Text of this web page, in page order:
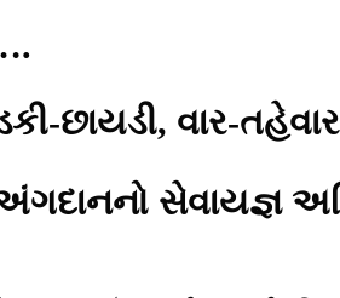
છાયડી, વાર-
અંગદાનનો સેવાયજ્ઞ